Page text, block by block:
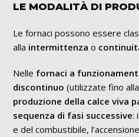
LE MODALITÀDI
Le fornaci possono essere
alla intermittenza o
Nelle fornaci a
discontinuo (utilizzate fino
produzione della calce viva
sequenza di fasi successive:
e del combustibile,